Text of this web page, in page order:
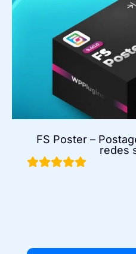
FS Poster –
redes